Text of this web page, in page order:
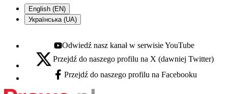
English (EN)
Українська (UA)
Youtube - otwiera się w nowej karcie
Odwiedź nasz kanał w serwisie YouTube
X - otwiera się w nowej karcie
Przejdź do naszego profilu na X (dawniej Twitter)
Facebook - otwiera się w nowej karcie
Przejdź do naszego profilu na Facebooku